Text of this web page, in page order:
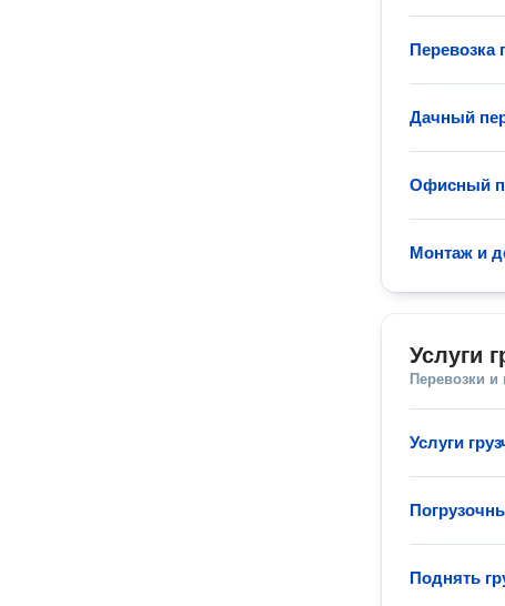
Перевозка
Дачный
Офисный
Монтаж и
Услуги
Перевозки и
Услуги
Поднять